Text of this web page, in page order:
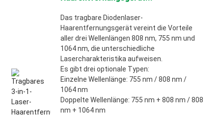
Das tragbare Diodenlaser-
Haarentfernungsgerät vereint die Vorteile
aller drei Wellenlängen 808 nm, 755 nm und
1064 nm, die unterschiedliche
Lasercharakteristika aufweisen.
Es gibt drei optionale Typen:
Einzelne Wellenlänge: 755 nm / 808 nm /
1064 nm
Doppelte Wellenlänge: 755 nm + 808 nm / 808
nm + 1064 nm